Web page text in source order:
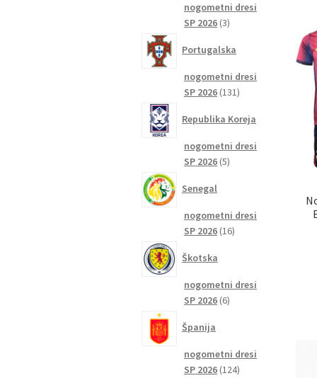
nogometni dresi
SP 2026 33
Portugalska
nogometni dresi
SP 2026 131131
Republika Koreja
nogometni dresi
SP 2026 55
Senegal
nogometni dresi
SP 2026 1616
Škotska
nogometni dresi
SP 2026 66
Španija
nogometni dresi
SP 2026 124124